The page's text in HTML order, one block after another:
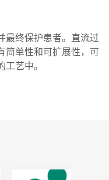
最终保护患者。直流过
单性和可扩展性，可
工艺中。